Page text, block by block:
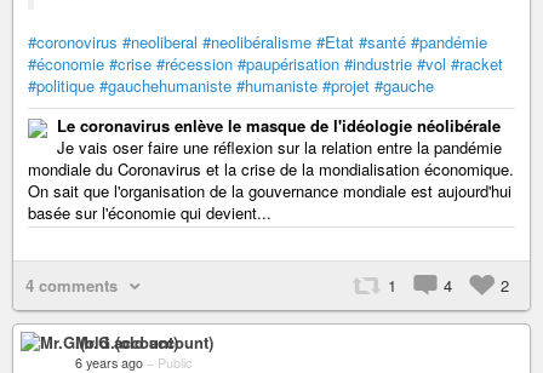
#coronovirus #neoliberal #neolibéralisme #Etat #santé #pandémie
#économie #crise #récession #paupérisation #industrie #vol #racket
#politique #gauchehumaniste #humaniste #projet #gauche
Le coronavirus enlève le masque de l'idéologie néolibérale
Je vais oser faire une réflexion sur la relation entre la pandémie
mondiale du Coronavirus et la crise de la mondialisation économique.
On sait que l'organisation de la gouvernance mondiale est aujourd'hui
basée sur l'économie qui devient...
4 comments 1 4 2
Mr.G.(old account)
6 years ago – Public